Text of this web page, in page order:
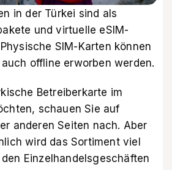
in der Türkei sind als
und virtuelle eSIM-
SIM-Karten können
offline erworben werden.
Betreiberkarte im
schauen Sie auf
anderen Seiten nach. Aber
wird das Sortiment viel
Einzelhandelsgeschäften